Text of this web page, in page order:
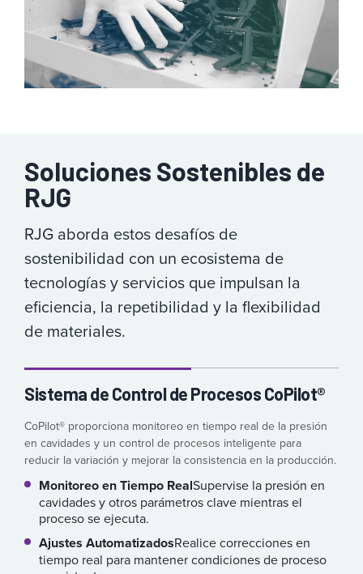
Soluciones Sostenibles de
RJG
RJG aborda estos desafíos de
sostenibilidad con un ecosistema de
tecnologías y servicios que impulsan la
eficiencia, la repetibilidad y la flexibilidad
de materiales.
Sistema de Control de Procesos CoPilot®
CoPilot® proporciona monitoreo en tiempo real de la presión
en cavidades y un control de procesos inteligente para
reducir la variación y mejorar la consistencia en la producción.
Monitoreo en Tiempo RealSupervise la presión en
cavidades y otros parámetros clave mientras el
proceso se ejecuta.
Ajustes AutomatizadosRealice correcciones en
tiempo real para mantener condiciones de proceso